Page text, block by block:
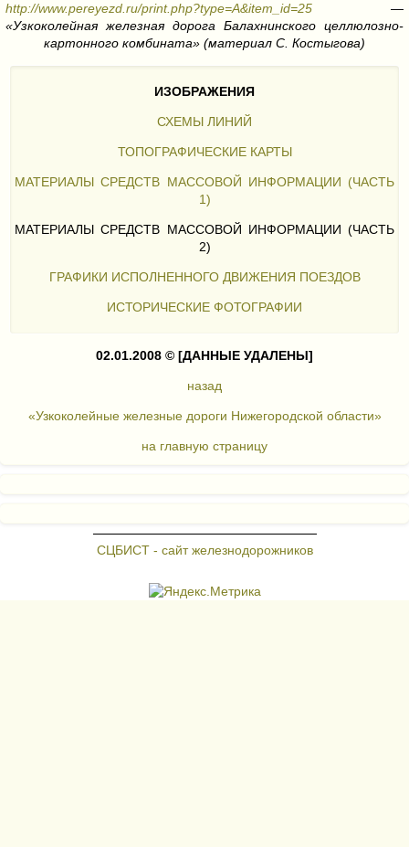
http://www.pereyezd.ru/print.php?type=A&item_id=25 —
«Узкоколейная железная дорога Балахнинского целлюлозно-
картонного комбината» (материал С. Костыгова)
ИЗОБРАЖЕНИЯ
СХЕМЫ ЛИНИЙ
ТОПОГРАФИЧЕСКИЕ КАРТЫ
МАТЕРИАЛЫ СРЕДСТВ МАССОВОЙ ИНФОРМАЦИИ (ЧАСТЬ
1)
МАТЕРИАЛЫ СРЕДСТВ МАССОВОЙ ИНФОРМАЦИИ (ЧАСТЬ
2)
ГРАФИКИ ИСПОЛНЕННОГО ДВИЖЕНИЯ ПОЕЗДОВ
ИСТОРИЧЕСКИЕ ФОТОГРАФИИ
02.01.2008 © [ДАННЫЕ УДАЛЕНЫ]
назад
«Узкоколейные железные дороги Нижегородской области»
на главную страницу
СЦБИСТ - сайт железнодорожников